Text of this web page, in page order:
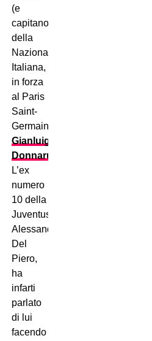
(e
capitano)
della
Nazionale
Italiana,
in forza
al Paris
Saint-
Germain,
Gianluigi
Donnarumma
L’ex
numero
10 della
Juventus,
Alessandro
Del
Piero,
ha
infarti
parlato
di lui
facendo